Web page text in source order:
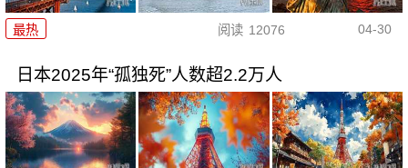
最热 阅读 12076 04-30
日本2025年“孤独死”人数超2.2万人